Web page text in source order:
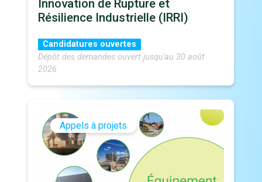
Innovation de Rupture et
Résilience Industrielle (IRRI)
Candidatures ouvertes
Dépôt des demandes ouvert jusqu'au 30 août
2026
Appels à projets